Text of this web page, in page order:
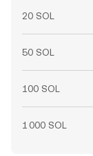
20 SOL
50 SOL
100 SOL
1 000 SOL